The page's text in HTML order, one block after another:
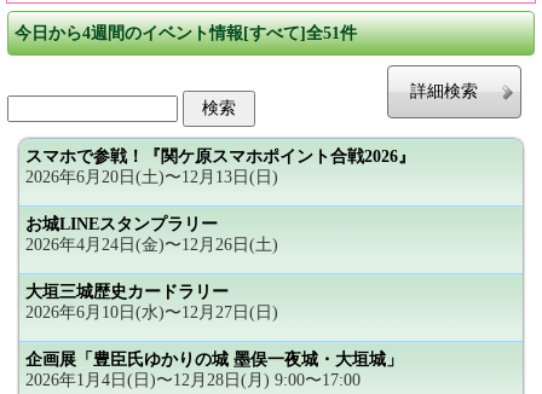
今日から4週間のイベント情報[すべて]全51件
詳細検索
スマホで参戦！『関ケ原スマホポイント合戦2026』
2026年6月20日(土)〜12月13日(日)
お城LINEスタンプラリー
2026年4月24日(金)〜12月26日(土)
大垣三城歴史カードラリー
2026年6月10日(水)〜12月27日(日)
企画展「豊臣氏ゆかりの城 墨俣一夜城・大垣城」
2026年1月4日(日)〜12月28日(月) 9:00〜17:00